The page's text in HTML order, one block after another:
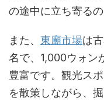
の途中に立ち寄るの
また、 東廟市場は
名で、1,000ウォン
豊富です。観光ス
を散策しながら、